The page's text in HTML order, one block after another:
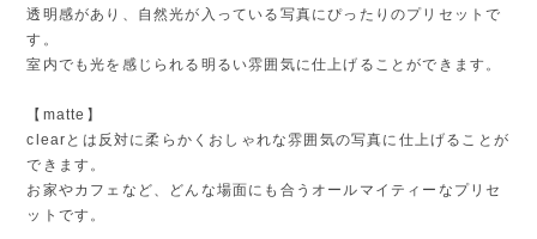
透明感があり、自然光が入っている写真にぴったりのプリセットで
す。
室内でも光を感じられる明るい雰囲気に仕上げることができます。
【matte】
clearとは反対に柔らかくおしゃれな雰囲気の写真に仕上げることが
できます。
お家やカフェなど、どんな場面にも合うオールマイティーなプリセ
ットです。